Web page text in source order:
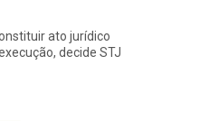
ato jurídico
decide STJ